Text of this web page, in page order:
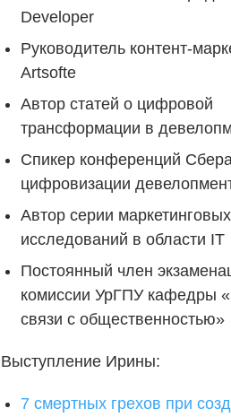
Developer
Руководитель контент-
Artsofte
Автор статей о цифровой
трансформации в
Спикер конференций
цифровизации
Автор серии маркетинговых
исследований в области IT
Постоянный член
комиссии УрГПУ кафедры
связи с общественностью»
Выступление Ирины:
7 смертных грехов при